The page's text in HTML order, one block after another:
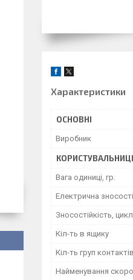
Характеристики
ОСНОВНІ
Виробник
Вага одиниці, гр.
Електрична
Зносостійкість, цикл
Кіл-ть в ящику
Кіл-ть груп контактів
Найменування